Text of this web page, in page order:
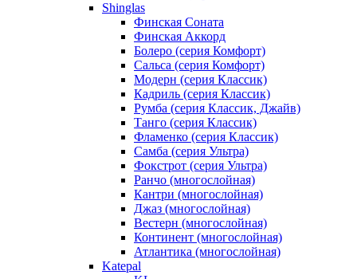
Shinglas
Финская Соната
Финская Аккорд
Болеро (серия Комфорт)
Сальса (серия Комфорт)
Модерн (серия Классик)
Кадриль (серия Классик)
Румба (серия Классик, Джайв)
Танго (серия Классик)
Фламенко (серия Классик)
Самба (серия Ультра)
Фокстрот (серия Ультра)
Ранчо (многослойная)
Кантри (многослойная)
Джаз (многослойная)
Вестерн (многослойная)
Континент (многослойная)
Атлантика (многослойная)
Katepal